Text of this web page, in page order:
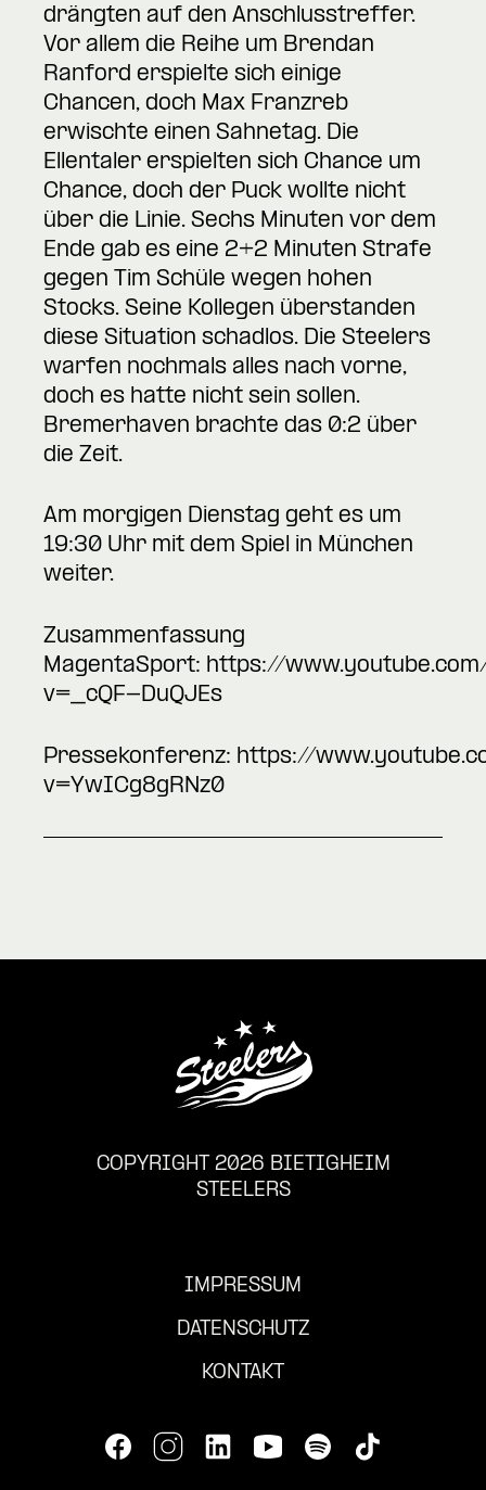
drängten auf den Anschlusstreffer.
Vor allem die Reihe um Brendan
Ranford erspielte sich einige
Chancen, doch Max Franzreb
erwischte einen Sahnetag. Die
Ellentaler erspielten sich Chance um
Chance, doch der Puck wollte nicht
über die Linie. Sechs Minuten vor dem
Ende gab es eine 2+2 Minuten Strafe
gegen Tim Schüle wegen hohen
Stocks. Seine Kollegen überstanden
diese Situation schadlos. Die Steelers
warfen nochmals alles nach vorne,
doch es hatte nicht sein sollen.
Bremerhaven brachte das 0:2 über
die Zeit.
Am morgigen Dienstag geht es um
19:30 Uhr mit dem Spiel in München
weiter.
Zusammenfassung
MagentaSport: https://
v=_cQF-DuQJEs
Pressekonferenz: https://
v=YwICg8gRNz0
COPYRIGHT 2026 BIETIGHEIM
STEELERS
IMPRESSUM
DATENSCHUTZ
KONTAKT